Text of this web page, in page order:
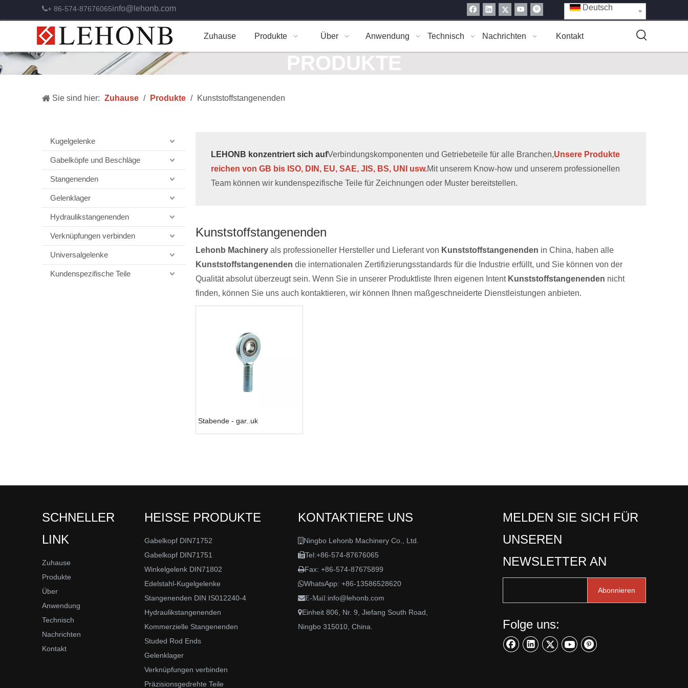
+ 86-574-87676065info@lehonb.com Deutsch
Zuhause Produkte Über Anwendung Technisch Nachrichten Kontakt
PRODUKTE
Sie sind hier: Zuhause / Produkte / Kunststoffstangenenden
Kugelgelenke
Gabelköpfe und Beschläge
Stangenenden
Gelenklager
Hydraulikstangenenden
Verknüpfungen verbinden
Universalgelenke
Kundenspezifische Teile
LEHONB konzentriert sich aufVerbindungskomponenten und Getriebeteile für alle Branchen,Unsere Produkte
reichen von GB bis ISO, DIN, EU, SAE, JIS, BS, UNI usw.Mit unserem Know-how und unserem professionellen
Team können wir kundenspezifische Teile für Zeichnungen oder Muster bereitstellen.
Kunststoffstangenenden
Lehonb Machinery als professioneller Hersteller und Lieferant von Kunststoffstangenenden in China, haben alle
Kunststoffstangenenden die internationalen Zertifizierungsstandards für die Industrie erfüllt, und Sie können von der
Qualität absolut überzeugt sein. Wenn Sie in unserer Produktliste Ihren eigenen Intent Kunststoffstangenenden nicht
finden, können Sie uns auch kontaktieren, wir können Ihnen maßgeschneiderte Dienstleistungen anbieten.
Stabende - gar..uk
SCHNELLER
LINK
Zuhause
Produkte
Über
Anwendung
Technisch
Nachrichten
Kontakt
HEISSE PRODUKTE
Gabelkopf DIN71752
Gabelkopf DIN71751
Winkelgelenk DIN71802
Edelstahl-Kugelgelenke
Stangenenden DIN IS012240-4
Hydraulikstangenenden
Kommerzielle Stangenenden
Studed Rod Ends
Gelenklager
Verknüpfungen verbinden
Präzisionsgedrehte Teile
KONTAKTIERE UNS
 Ningbo Lehonb Machinery Co., Ltd.
Tel:+86-574-87676065
Fax: +86-574-87675899
WhatsApp: +86-13586528620
E-Mail:info@lehonb.com
Einheit 806, Nr. 9, Jiefang South Road,
Ningbo 315010, China.
MELDEN SIE SICH FÜR
UNSEREN
NEWSLETTER AN
Abonnieren
Folge uns: